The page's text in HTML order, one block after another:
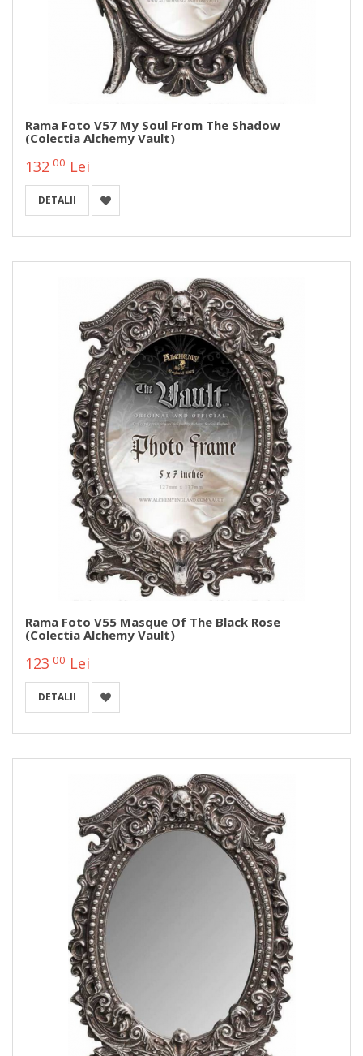
Rama Foto V57 My Soul From The Shadow
(Colectia Alchemy Vault)
132 00 Lei
DETALII
Rama Foto V55 Masque Of The Black Rose
(Colectia Alchemy Vault)
123 00 Lei
DETALII